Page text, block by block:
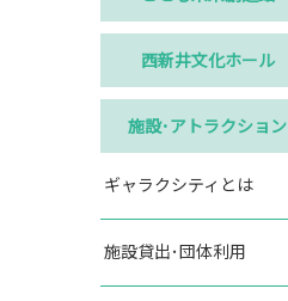
西新井文化ホール
施設･アトラクション
ギャラクシティとは
施設貸出･団体利用